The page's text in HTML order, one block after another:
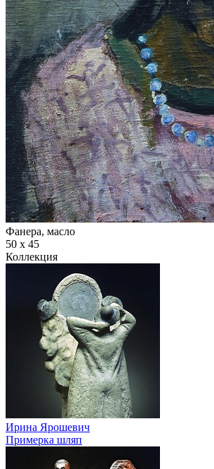
Фанера, масло
50 х 45
Коллекция
Ирина Ярошевич
Примерка шляп